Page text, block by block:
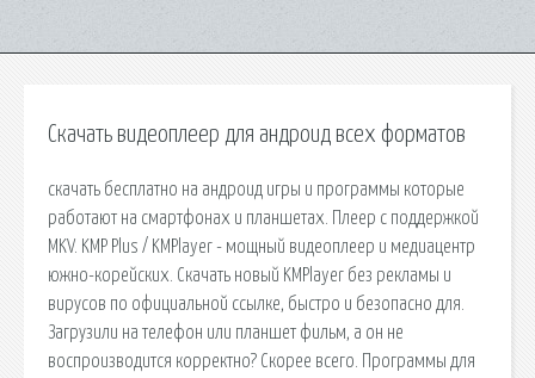
Скачать видеоплеер для андроид всех форматов
cкачать бесплатно на андроид игры и программы которые
работают на смартфонах и планшетах. Плеер с поддержкой
MKV. KMP Plus / KMPlayer - мощный видеоплеер и медиацентр
южно-корейских. Скачать новый KMPlayer без рекламы и
вирусов по официальной ссылке, быстро и безопасно для.
Загрузили на телефон или планшет фильм, а он не
воспроизводится корректно? Скорее всего. Программы для